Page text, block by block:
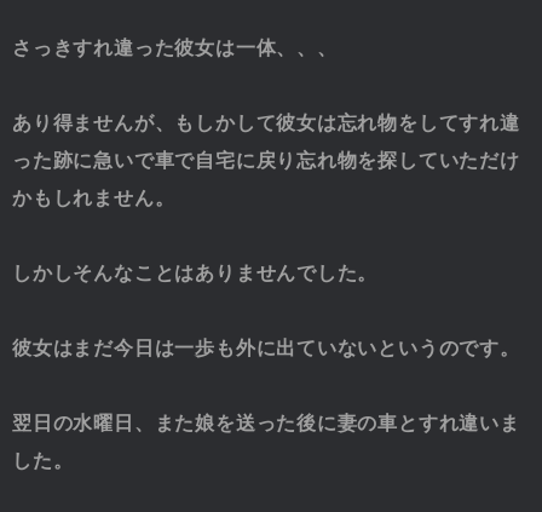
さっきすれ違った彼女は一体、、、
あり得ませんが、もしかして彼女は忘れ物をしてすれ違
った跡に急いで車で自宅に戻り忘れ物を探していただけ
かもしれません。
しかしそんなことはありませんでした。
彼女はまだ今日は一歩も外に出ていないというのです。
翌日の水曜日、また娘を送った後に妻の車とすれ違いま
した。